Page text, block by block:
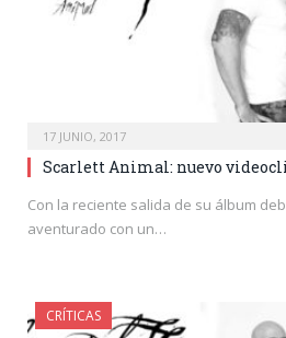
17 JUNIO, 2017
Scarlett Animal: nuevo
Con la reciente salida de su álbum
aventurado con un…
CRÍTICAS